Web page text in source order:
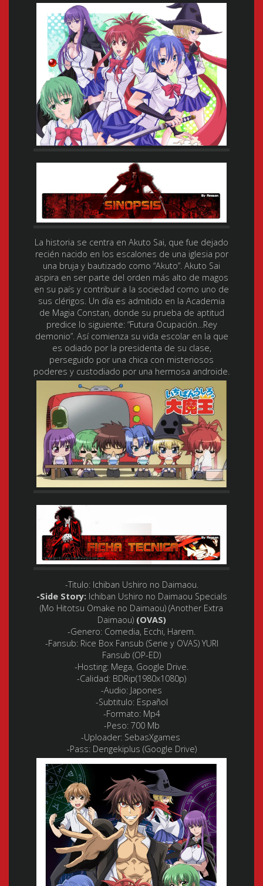
La historia se centra en Akuto Sai, que fue dejado
recién nacido en los escalones de una iglesia por
una bruja y bautizado como “Akuto”. Akuto Sai
aspira en ser parte del orden más alto de magos
en su país y contribuir a la sociedad como uno de
sus clérigos. Un día es admitido en la Academia
de Magia Constan, donde su prueba de aptitud
predice lo siguiente: “Futura Ocupación…Rey
demonio”. Así comienza su vida escolar en la que
es odiado por la presidenta de su clase,
perseguido por una chica con misteriosos
poderes y custodiado por una hermosa androide.
-Titulo: Ichiban Ushiro no Daimaou.
-Side Story: Ichiban Ushiro no Daimaou Specials
(Mo Hitotsu Omake no Daimaou) (Another Extra
Daimaou) (OVAS)
-Genero: Comedia, Ecchi, Harem.
-Fansub: Rice Box Fansub (Serie y OVAS) YURI
Fansub (OP-ED)
-Hosting: Mega, Google Drive.
-Calidad: BDRip(1980x1080p)
-Audio: Japones
-Subtitulo:Español
-Formato:Mp4
-Peso: 700 Mb
-Uploader: SebasXgames
-Pass: Dengekiplus (Google Drive)